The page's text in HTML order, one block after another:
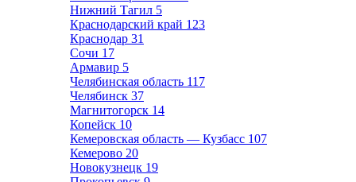
Нижний Тагил 5
Краснодарский край 123
Краснодар 31
Сочи 17
Армавир 5
Челябинская область 117
Челябинск 37
Магнитогорск 14
Копейск 10
Кемеровская область — Кузбасс 107
Кемерово 20
Новокузнецк 19